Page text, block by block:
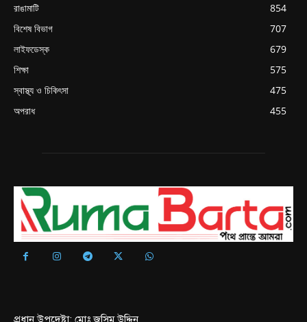
রাঙামাটি
854
বিশেষ বিভাগ
707
লাইফডেস্ক
679
শিক্ষা
575
স্বাস্থ্য ও চিকিৎসা
475
অপরাধ
455
প্রধান উপদেষ্টা: মোঃ জসিম উদ্দিন